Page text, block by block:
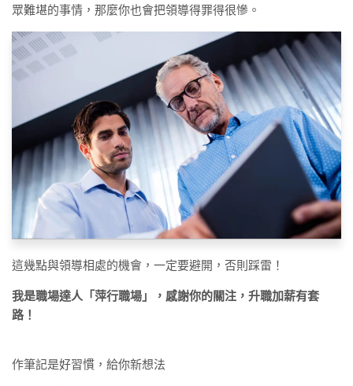
眾難堪的事情，那麼你也會把領導得罪得很慘。
這幾點與領導相處的機會，一定要避開，否則踩雷！
我是職場達人「萍行職場」，感謝你的關注，升職加薪有套
路！
作筆記是好習慣，給你新想法